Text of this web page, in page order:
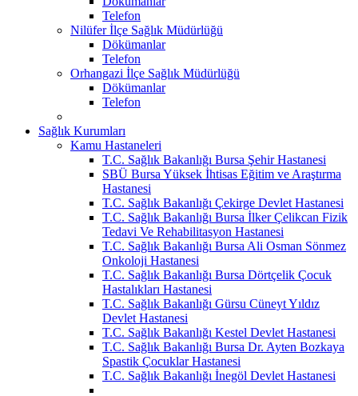
Telefon
Nilüfer İlçe Sağlık Müdürlüğü
Dökümanlar
Telefon
Orhangazi İlçe Sağlık Müdürlüğü
Dökümanlar
Telefon
Sağlık Kurumları
Kamu Hastaneleri
T.C. Sağlık Bakanlığı Bursa Şehir Hastanesi
SBÜ Bursa Yüksek İhtisas Eğitim ve Araştırma
Hastanesi
T.C. Sağlık Bakanlığı Çekirge Devlet Hastanesi
T.C. Sağlık Bakanlığı Bursa İlker Çelikcan Fizik
Tedavi Ve Rehabilitasyon Hastanesi
T.C. Sağlık Bakanlığı Bursa Ali Osman Sönmez
Onkoloji Hastanesi
T.C. Sağlık Bakanlığı Bursa Dörtçelik Çocuk
Hastalıkları Hastanesi
T.C. Sağlık Bakanlığı Gürsu Cüneyt Yıldız
Devlet Hastanesi
T.C. Sağlık Bakanlığı Kestel Devlet Hastanesi
T.C. Sağlık Bakanlığı Bursa Dr. Ayten Bozkaya
Spastik Çocuklar Hastanesi
T.C. Sağlık Bakanlığı İnegöl Devlet Hastanesi